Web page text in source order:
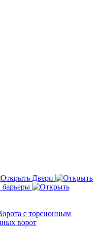
Двери
с торсионным
ворот